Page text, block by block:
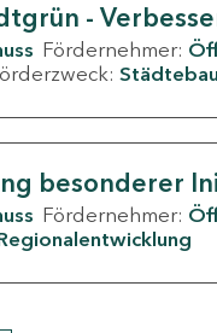
-
Fördernehmer:
besonderer
Fördernehmer: